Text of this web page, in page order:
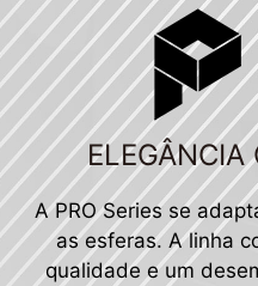
ELEGÂNCIA
A PRO Series se
as esferas. A linha
qualidade e um